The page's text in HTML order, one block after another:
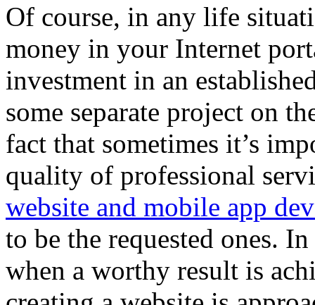
Of course, in any life
money in your Internet
investment in an
some separate project on
fact that sometimes it’s
quality of professional
website and mobile app
to be the requested ones.
when a worthy result is